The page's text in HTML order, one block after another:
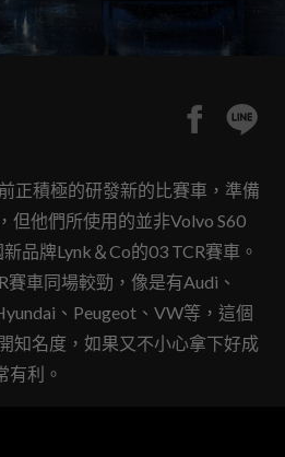
正積極的研發新的比賽車，準備
但他們所使用的並非Volvo S60
品牌Lynk＆Co的03 TCR賽車。
車同場較勁，像是有Audi、
、Peugeot、VW等，這個
知名度，如果又不小心拿下好成
有利。